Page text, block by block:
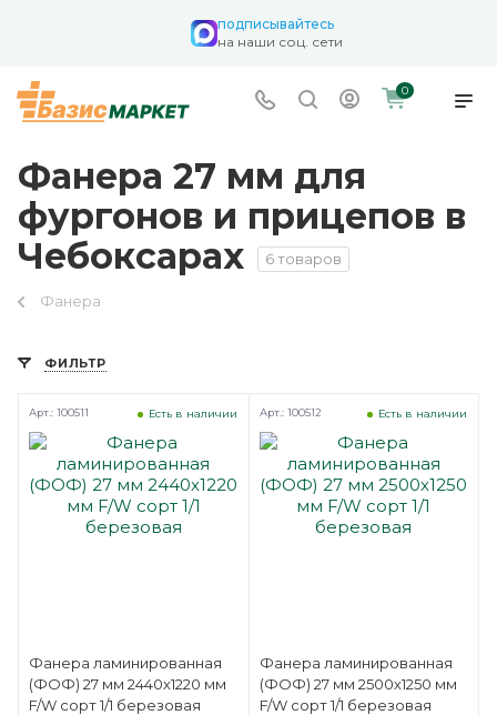
подписывайтесь
на наши соц. сети
0
Фанера 27 мм для
фургонов и прицепов в
Чебоксарах
6 товаров
Фанера
ФИЛЬТР
Фанера ламинированная
(ФОФ) 27 мм 2440х1220 мм
F/W сорт 1/1 березовая
Есть в наличии
Арт.: 100511
Фанера ламинированная
(ФОФ) 27 мм 2500х1250 мм
F/W сорт 1/1 березовая
Есть в наличии
Арт.: 100512